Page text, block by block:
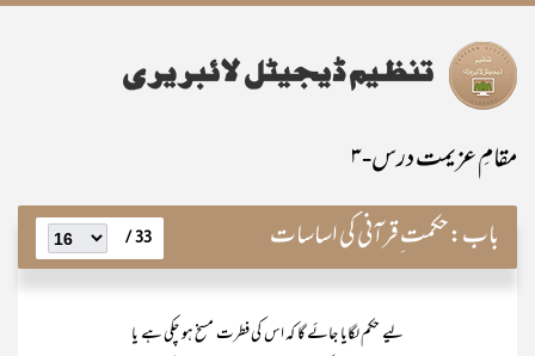
مقامِ عزیمت درس-۳
باب:حکمت ِقرآنی کی اساسات 33 /
لیے حکم لگایا جائے گا کہ اس کی فطرت مسخ ہو چکی ہے یا